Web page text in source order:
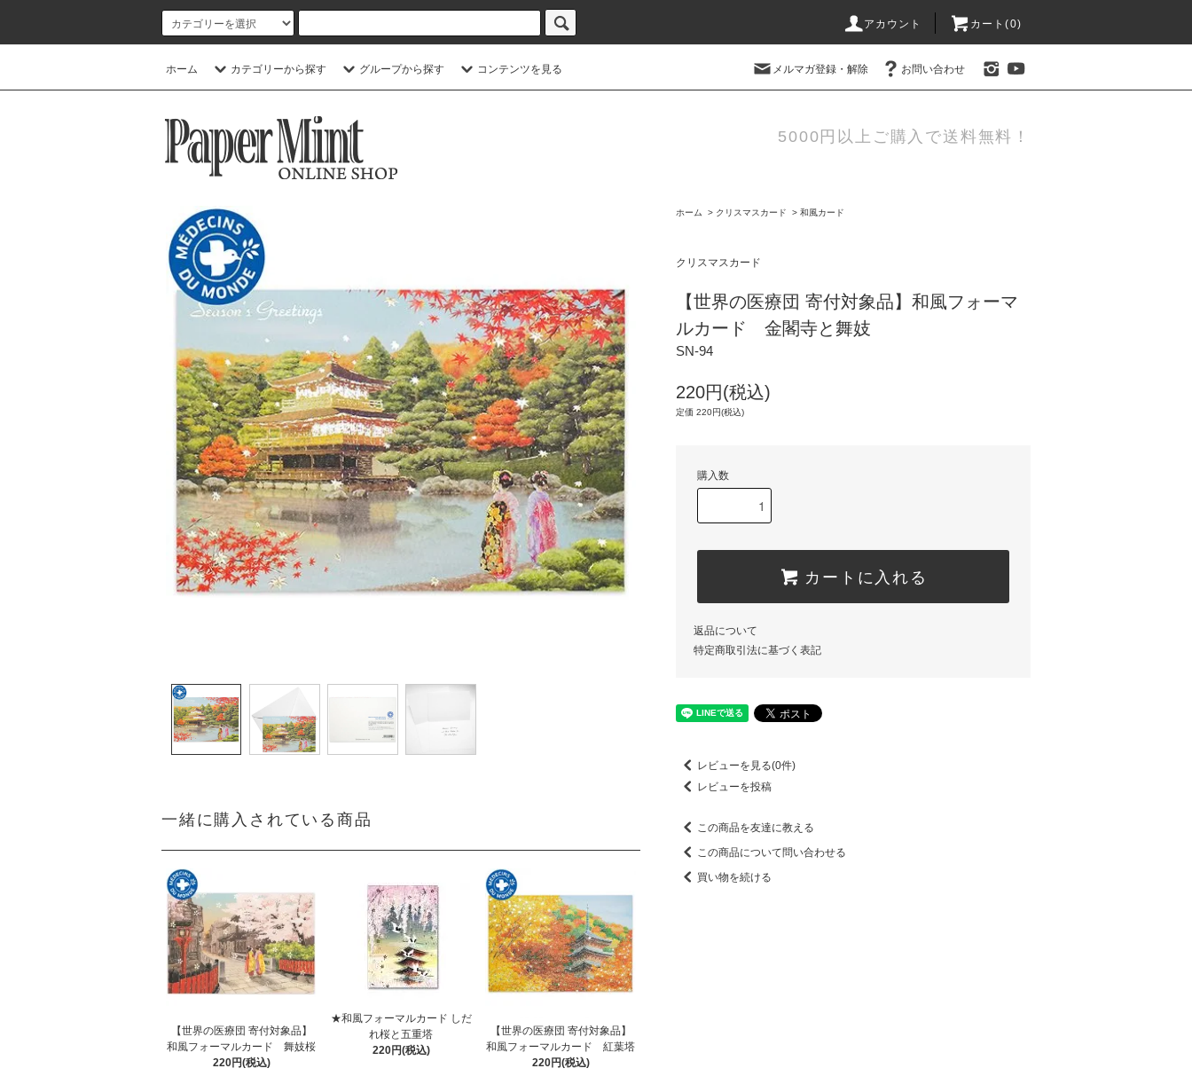
アカウント カート(0)
ホーム カテゴリーから探す グループから探す コンテンツを見る メルマガ登録・解除 お問い合わせ
5000円以上ご購入で送料無料！
一緒に購入されている商品
【世界の医療団 寄付対象品】
和風フォーマルカード 舞妓桜
220円(税込)
★和風フォーマルカード しだ
れ桜と五重塔
220円(税込)
【世界の医療団 寄付対象品】
和風フォーマルカード 紅葉塔
220円(税込)
ホーム > クリスマスカード > 和風カード
クリスマスカード
【世界の医療団 寄付対象品】和風フォーマ
ルカード 金閣寺と舞妓
SN-94
220円(税込)
定価 220円(税込)
購入数
カートに入れる
返品について
特定商取引法に基づく表記
レビューを見る(0件)
レビューを投稿
この商品を友達に教える
この商品について問い合わせる
買い物を続ける